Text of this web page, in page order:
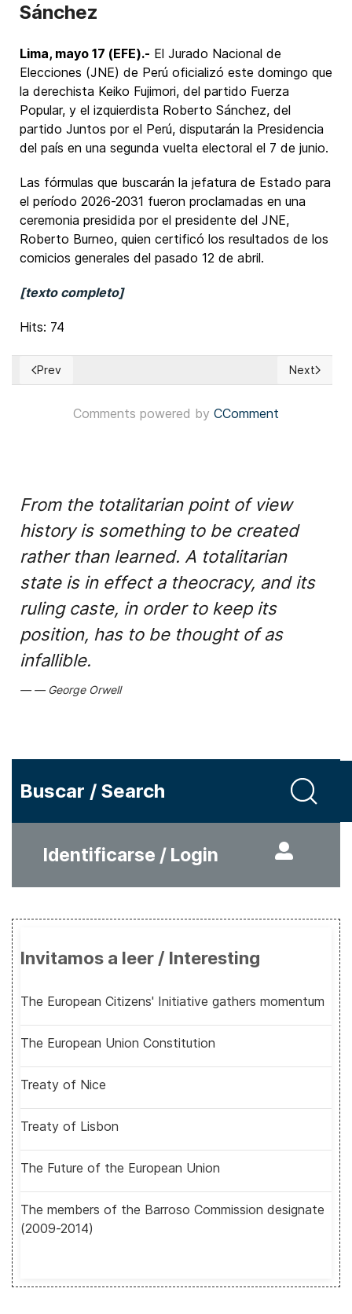
Sánchez
Lima, mayo 17 (EFE).- El Jurado Nacional de
Elecciones (JNE) de Perú oficializó este domingo que
la derechista Keiko Fujimori, del partido Fuerza
Popular, y el izquierdista Roberto Sánchez, del
partido Juntos por el Perú, disputarán la Presidencia
del país en una segunda vuelta electoral el 7 de junio.
Las fórmulas que buscarán la jefatura de Estado para
el período 2026-2031 fueron proclamadas en una
ceremonia presidida por el presidente del JNE,
Roberto Burneo, quien certificó los resultados de los
comicios generales del pasado 12 de abril.
[texto completo]
Hits: 74
Previous article: España: Partido Socialista registró una
Prev Next
Next
Comments powered by CComment
From the totalitarian point of view
history is something to be created
rather than learned. A totalitarian
state is in effect a theocracy, and its
ruling caste, in order to keep its
position, has to be thought of as
infallible.
George Orwell
Buscar / Search
Identificarse / Login
Invitamos a leer / Interesting
The European Citizens' Initiative gathers momentum
The European Union Constitution
Treaty of Nice
Treaty of Lisbon
The Future of the European Union
The members of the Barroso Commission designate
(2009-2014)